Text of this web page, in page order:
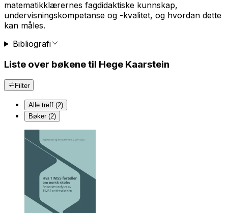
matematikklærernes fagdidaktiske kunnskap,
undervisningskompetanse og -kvalitet, og hvordan dette
kan måles.
Bibliografi
Liste over bøkene til Hege Kaarstein
Filter
Alle treff (2)
Bøker (2)